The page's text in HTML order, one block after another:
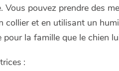
Vous pouvez prendre des
collier et en utilisant un
la famille que le chien
: